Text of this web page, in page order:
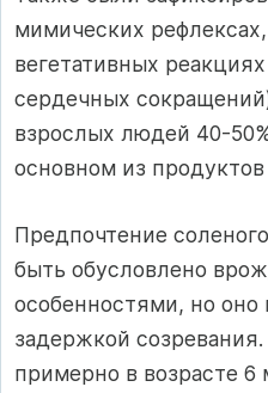
мимических
вегетативных
сердечных
взрослых людей 40-
основном из
Предпочтение
быть обусловлено
особенностями, но оно
задержкой
примерно в возрасте 6